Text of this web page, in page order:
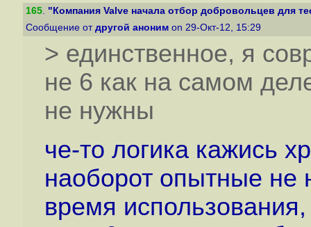
165. "Компания Valve начала отбор добровольцев для
Сообщение от другой аноним on 29-Окт-12, 15:29
> единственное, я
не 6 как на самом
не нужны
че-то логика кажись
наоборот опытные не
время